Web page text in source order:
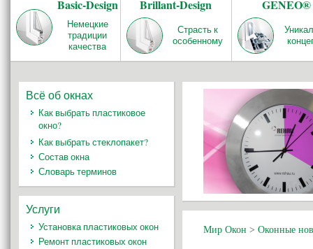
Basic-Design
Немецкие
традиции
качества
Brillant-Design
Страсть к
особенному
GENEO®
Мир Окон > Оконные
Всё об окнах
Как выбрать пластиковое
окно?
Как выбрать стеклопакет?
Состав окна
Словарь терминов
Услуги
Установка пластиковых окон
Ремонт пластиковых окон